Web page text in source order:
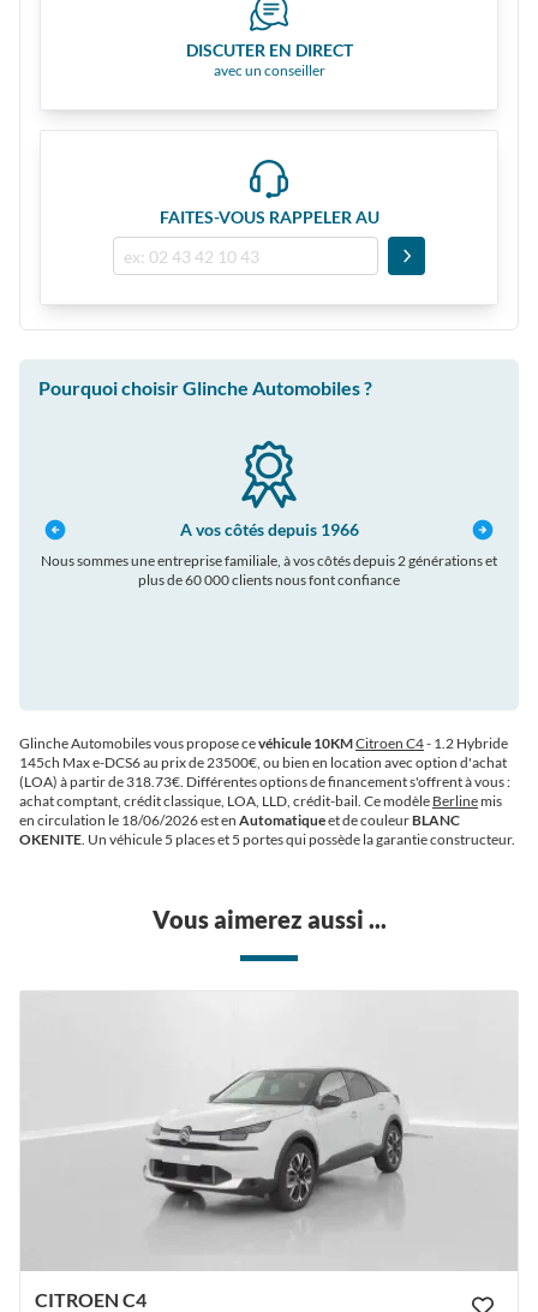
DISCUTER EN DIRECT
avec un conseiller
FAITES-VOUS RAPPELER AU
Pourquoi choisir Glinche Automobiles ?
A vos côtés depuis 1966
Nous sommes une entreprise familiale, à vos côtés depuis 2 générations et
plus de 60 000 clients nous font confiance
Glinche Automobiles vous propose cevéhicule 10KMCitroen C4- 1.2 Hybride
145ch Max e-DCS6 au prix de 23500€, ou bien en location avec option d'achat
(LOA) à partir de 318.73€. Différentes options de financement s'offrent à vous :
achat comptant, crédit classique, LOA, LLD, crédit-bail. Ce modèle Berlinemis
en circulation le 18/06/2026 est en Automatiqueet de couleurBLANC
OKENITE. Un véhicule 5 places et 5 portes qui possède la garantie constructeur.
Vous aimerez aussi ...
CITROEN C4